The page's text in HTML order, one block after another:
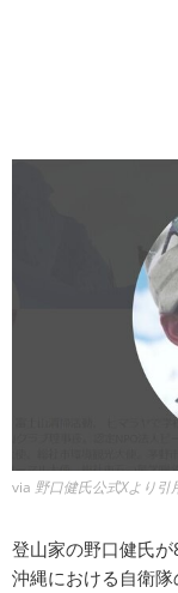
via 野口健氏公式Xより引
登山家の野口健氏が
沖縄における自衛